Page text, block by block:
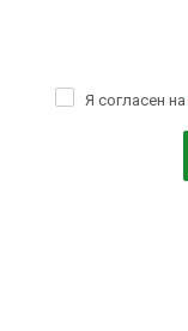
Я согласен на